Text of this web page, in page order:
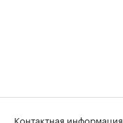
Контактная информация